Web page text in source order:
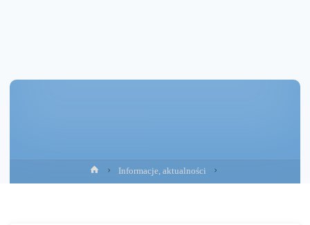
Strona
główna
Informacje, aktualności